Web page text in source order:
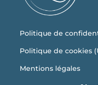
Politique de
Politique de cookies
Mentions légales